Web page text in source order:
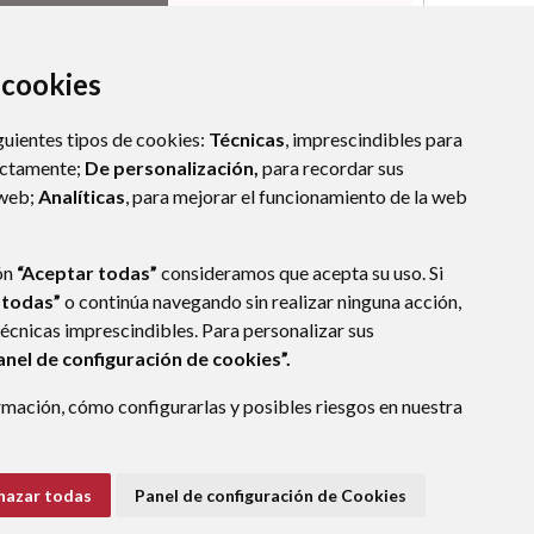
tipos de cookies: Técnicas, imprescindibles para
De personalización, para recordar sus
Analíticas, para mejorar el funcionamiento de la web
“Aceptar todas” consideramos que acepta su uso. Si
o continúa navegando sin realizar ninguna acción,
imprescindibles. Para personalizar sus
de configuración de cookies”.
cómo configurarlas y posibles riesgos en nuestra
todas Panel de configuración de Cookies
(ESPAÑA)